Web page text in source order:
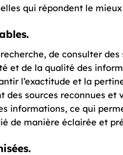
qui répondent le
de consulter des
et de la qualité des
l’exactitude et la
des sources reconnues et
informations, ce qui
de manière éclairée et